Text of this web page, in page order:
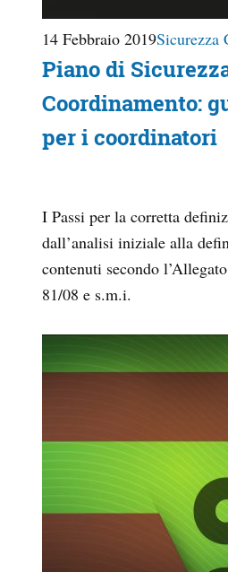
14 Febbraio 2019Sicurezza
Piano di
Coordinamento:
per i coordinatori
I Passi per la corretta
dall’analisi iniziale alla
contenuti secondo
81/08 e s.m.i.